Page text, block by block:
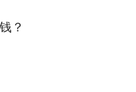
？